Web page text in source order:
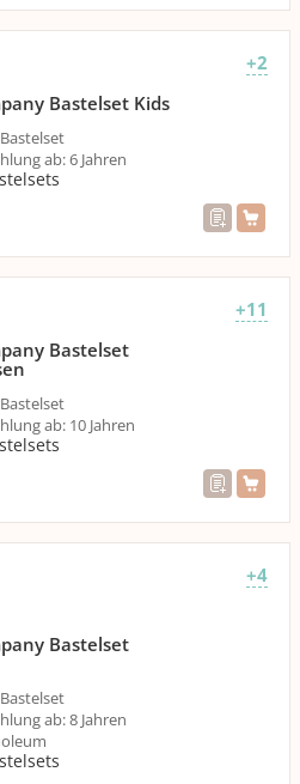
+2
Bastelset Kids
ab: 6 Jahren
+11
Bastelset
ab: 10 Jahren
+4
Bastelset
ab: 8 Jahren